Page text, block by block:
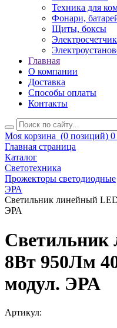
Техника для
Фонари,
Щиты, боксы
Главная
О компании
Доставка
Способы оплаты
Контакты
Моя корзина (0 позиций) 0
Главная страница
Каталог
Светотехника
Прожекторы светодиодные
ЭРА
Светильник линейный
ЭРА
Светильник
8Вт 950Лм
модул. ЭРА
Артикул: